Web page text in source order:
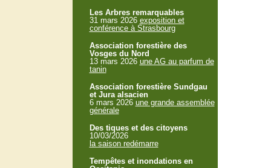
Les Arbres remarquables
31 mars 2026 exposition et
conférence à Strasbourg
Association forestière des
Vosges du Nord
13 mars 2026 une AG au parfum de
tanin
Association forestière Sundgau
et Jura alsacien
6 mars 2026 une grande assemblée
générale
Des tiques et des citoyens
10/03/2026
la saison redémarre
Tempêtes et inondations en